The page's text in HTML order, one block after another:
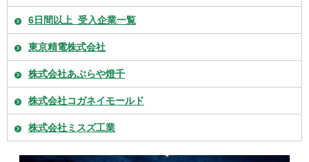
6日間以上_受入企業一覧
東京精電株式会社
株式会社あぶらや燈千
株式会社コガネイモールド
株式会社ミスズ工業